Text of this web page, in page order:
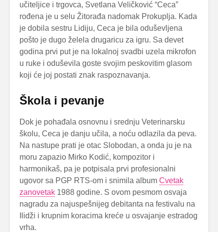
učiteljice i trgovca, Svetlana Veličković “Ceca”
rođena je u selu Žitorađa nadomak Prokuplja. Kada
je dobila sestru Lidiju, Ceca je bila oduševljena
pošto je dugo želela drugaricu za igru. Sa devet
godina prvi put je na lokalnoj svadbi uzela mikrofon
u ruke i oduševila goste svojim peskovitim glasom
koji će joj postati znak raspoznavanja.
Škola i pevanje
Dok je pohađala osnovnu i srednju Veterinarsku
školu, Ceca je danju učila, a noću odlazila da peva.
Na nastupe prati je otac Slobodan, a onda ju je na
moru zapazio Mirko Kodić, kompozitor i
harmonikaš, pa je potpisala prvi profesionalni
ugovor sa PGP RTS-om i snimila album Cvetak
zanovetak 1988 godine. S ovom pesmom osvaja
nagradu za najuspešnijeg debitanta na festivalu na
Ilidži i krupnim koracima kreće u osvajanje estradog
vrha.